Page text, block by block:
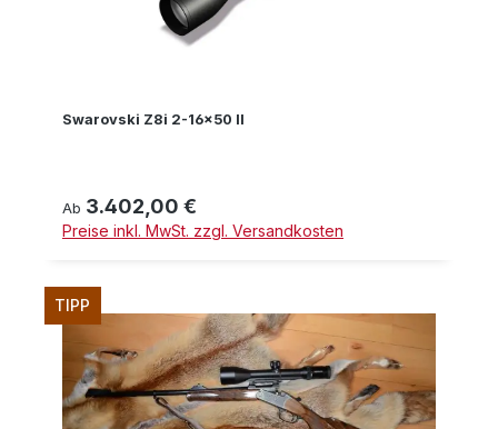
Swarovski Z8i 2-16x50 II
Regulärer Preis:
Ab 3.402,00 €
Preise inkl. MwSt. zzgl. Versandkosten
TIPP